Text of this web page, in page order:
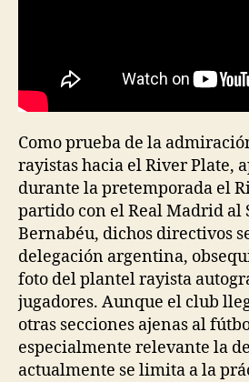
Como prueba de la
rayistas hacia el River Plate,
durante la pretemporada el
partido con el Real Madrid al
Bernabéu, dichos directivos
delegación argentina,
foto del plantel rayista
jugadores. Aunque el club
otras secciones ajenas al
especialmente relevante la
actualmente se limita a la